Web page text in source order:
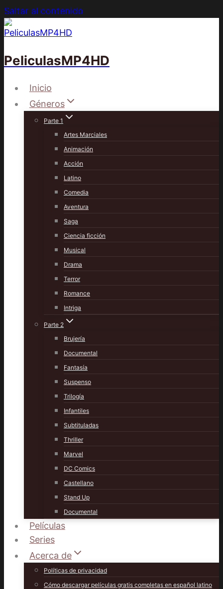
Saltar al contenido
PeliculasMP4HD
Inicio
Géneros
Parte 1
Artes Marciales
Animación
Acción
Latino
Comedia
Aventura
Saga
Ciencia ficción
Musical
Drama
Terror
Romance
Intriga
Parte 2
Brujería
Documental
Fantasía
Suspenso
Trilogía
Infantiles
Subtituladas
Thriller
Marvel
DC Comics
Castellano
Stand Up
Documental
Películas
Series
Acerca de
Políticas de privacidad
Cómo descargar películas gratis completas en español latino